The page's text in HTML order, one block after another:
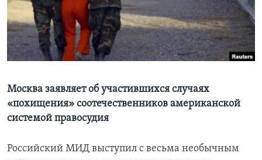
Learning English
СОЦИАЛЬНЫЕ СЕТИ
Языки
Москва заявляет об участившихся случаях
«похищения» соотечественников американской
системой правосудия
Российский МИД выступил с весьма необычным